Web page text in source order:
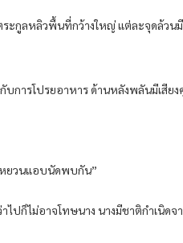
กูลหลิวพื้นที่กว้างใหญ่ แต่ละจุดล้วน
การโปรยอาหาร ด้านหลังพลันมีเสียง
งหยวนแอบนัดพบกัน”
ปก็ไม่อาจโทษนาง นางมีชาติกำเนิด